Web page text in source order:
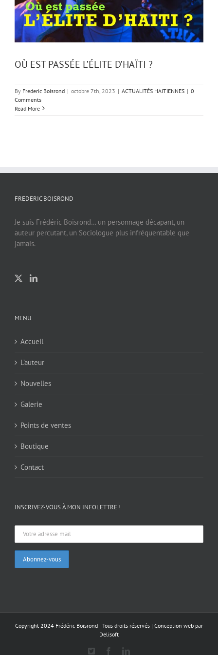
OÙ EST PASSÉE L’ÉLITE D’HAÏTI ?
By Frederic Boisrond | octobre 7th, 2023 | ACTUALITÉS HAITIENNES | 0
Comments
Read More
FREDERIC BOISROND
Je suis Frédéric Boisrond… un personnage décapant, un
auteur percutant, un Sociologue plus infréquentable que
jamais.
MENU
Accueil
L’auteur
Nouvelles
Galerie
Points de ventes
Boutique
Contact
INSCRIVEZ-VOUS À MON INFOLETTRE !
Copyright 2024 Frédéric Boisrond | Tous droits réservés | Conception web par
Delisoft
FacebookLinkedIn